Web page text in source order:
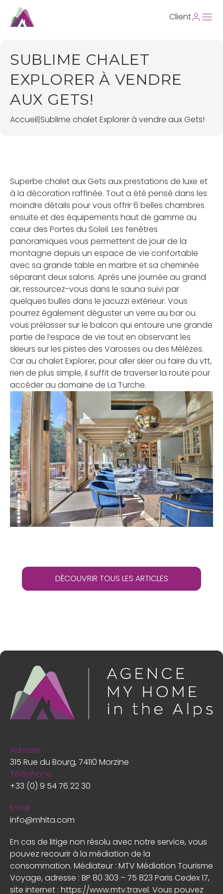
Client
SUBLIME CHALET
EXPLORER À VENDRE
AUX GETS!
Accueil|Sublime chalet Explorer à vendre aux Gets!
Superbe chalet aux Gets aux prestations de luxe et
à la décoration raffinée. Tout a été pensé dans les
moindre détails pour vous offrir 6 belles chambres
ensuite et des équipements haut de gamme au
cœur des Portes du Soleil. Les fenêtres
panoramiques vous permettent de jouir de la
montagne depuis un espace de vie confortable
avec sa grande table en marbre et sa cheminée
séparant deux salons. Après une journée au grand
air, ressourcez-vous dans le sauna suivi par
quelques bulles dans le jacuzzi extérieur. Vous
pourrez également déguster un verre au bar ou
vous prélasser sur le balcon qui entoure une grande
partie de l’espace de vie tout en observant les
skieurs sur les pistes des Varosses ou des Mélèzes.
Car au chalet Explorer, pour aller skier ou faire du vtt,
rien de plus simple, il suffit de traverser la route pour
accéder au domaine de La Turche.
DÉCOUVRIR TOUS LES ARTICLES
Adresse
315 Rue du Bourg, 74110 Morzine
Téléphone
+33 (0) 9 54 76 22 30
Email
info@mhita.com
En cas de litige non résolu avec notre service, vous
pouvez recourir à la médiation de la
consommation. Médiateur : MTV Médiation Tourisme
Voyage, adresse : BP 80 303 – 75 823 Paris Cedex 17,
site internet : https://www.mtv.travel. Vous pouvez